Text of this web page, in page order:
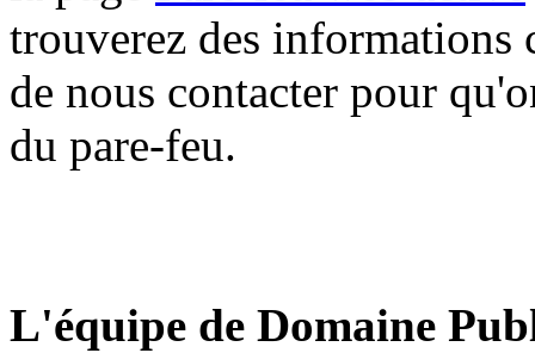
trouverez des informations
de nous contacter pour
du pare-feu.
L'équipe de Domaine